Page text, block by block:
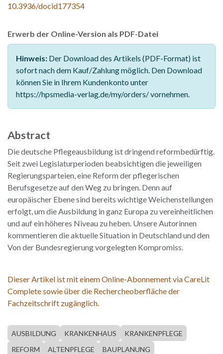
10.3936/docid177354
Erwerb der Online-Version als PDF-Datei
Hinweis: Der Download des Artikels (PDF-Format) ist
sofort nach dem Kauf/Zahlung möglich. Den Download
können Sie in Ihrem Kundenkonto unter
https://hpsmedia-verlag.de/my/orders/ vornehmen.
Abstract
Die deutsche Pflegeausbildung ist dringend reformbedürftig.
Seit zwei Legislaturperioden beabsichtigen die jeweiligen
Regierungsparteien, eine Reform der pflegerischen
Berufsgesetze auf den Weg zu bringen. Denn auf
europäischer Ebene sind bereits wichtige Weichenstellungen
erfolgt, um die Ausbildung in ganz Europa zu vereinheitlichen
und auf ein höheres Niveau zu heben. Unsere Autorinnen
kommentieren die aktuelle Situation in Deutschland und den
Von der Bundesregierung vorgelegten Kompromiss.
Dieser Artikel ist mit einem Online-Abonnement via CareLit
Complete sowie über die Rechercheoberfläche der
Fachzeitschrift zugänglich.
AUSBILDUNG KRANKENHAUS
KRANKENPFLEGE
REFORM
ALTENPFLEGE BAUPLANUNG